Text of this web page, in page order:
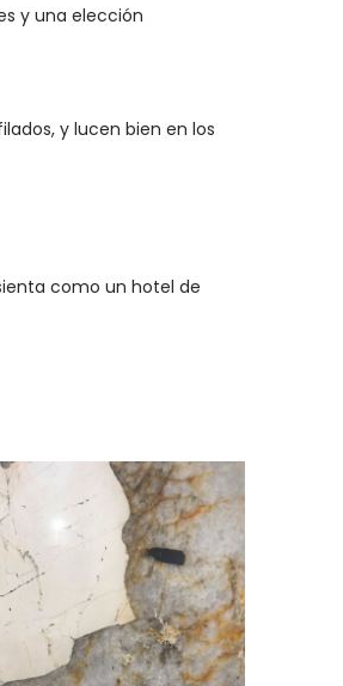
y una elección
y lucen bien en los
como un hotel de